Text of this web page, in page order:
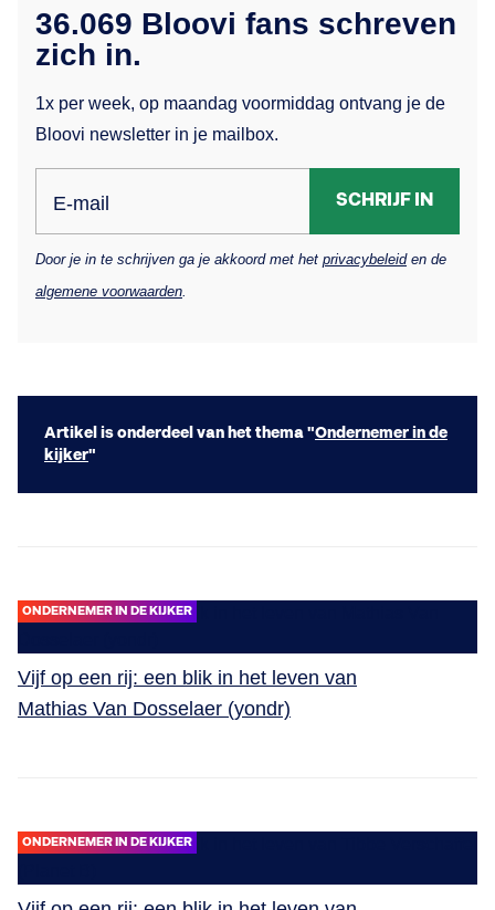
36.069 Bloovi fans schreven
zich in.
1x per week, op maandag voormiddag ontvang je de
Bloovi newsletter in je mailbox.
E-mail SCHRIJF IN
Door je in te schrijven ga je akkoord met het privacybeleiden de
algemene voorwaarden
Artikel is onderdeel van het thema "Ondernemer in de
kijker"
ONDERNEMER IN DE KIJKER
Vijf op een rij: een blik in het leven van
Mathias Van Dosselaer (yondr)
ONDERNEMER IN DE KIJKER